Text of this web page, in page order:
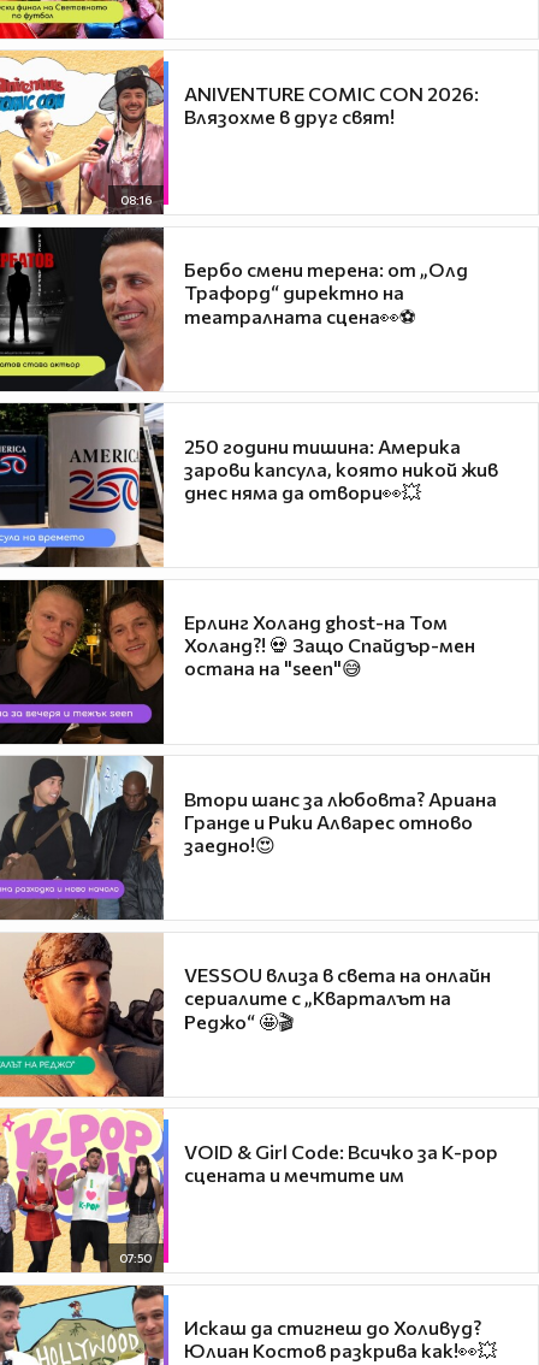
08:16
ANIVENTURE COMIC CON 2026:
Влязохме в друг свят!
Бербо смени терена: от „Олд
Трафорд“ директно на
театралната сцена👀⚽
250 години тишина: Америка
зарови капсула, която никой жив
днес няма да отвори👀💥
Ерлинг Холанд ghost-на Том
Холанд?! 💀 Защо Спайдър-мен
остана на "seen"😅
Втори шанс за любовта? Ариана
Гранде и Рики Алварес отново
заедно!😍
VESSOU влиза в света на онлайн
сериалите с „Кварталът на
Реджо“ 🤩🎬
07:50
VOID & Girl Code: Всичко за K-pop
сцената и мечтите им
Искаш да стигнеш до Холивуд?
Юлиан Костов разкрива как!👀💥